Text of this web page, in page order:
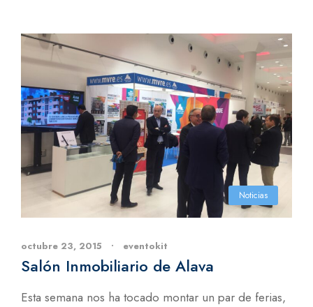
Noticias
octubre 23, 2015 • eventokit
Salón Inmobiliario de Alava
Esta semana nos ha tocado montar un par de ferias,